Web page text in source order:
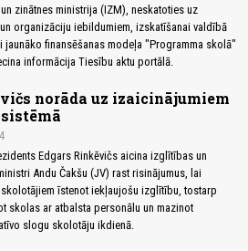
zinātnes ministrija (IZM), neskatoties uz
organizāciju iebildumiem, izskatīšanai valdībā
jaunāko finansēšanas modeļa "Programma skolā"
informācija Tiesību aktu portālā.
norāda uz izaicinājumiem
Edgars Rinkēvičs aicina izglītības un
Andu Čakšu (JV) rast risinājumus, lai
īstenot iekļaujošu izglītību, tostarp
skolas ar atbalsta personālu un mazinot
slogu skolotāju ikdienā.